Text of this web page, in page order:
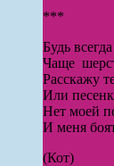
***
Будь
Чаще
Расскажу
Или
Нет моей
И меня
(Кот)